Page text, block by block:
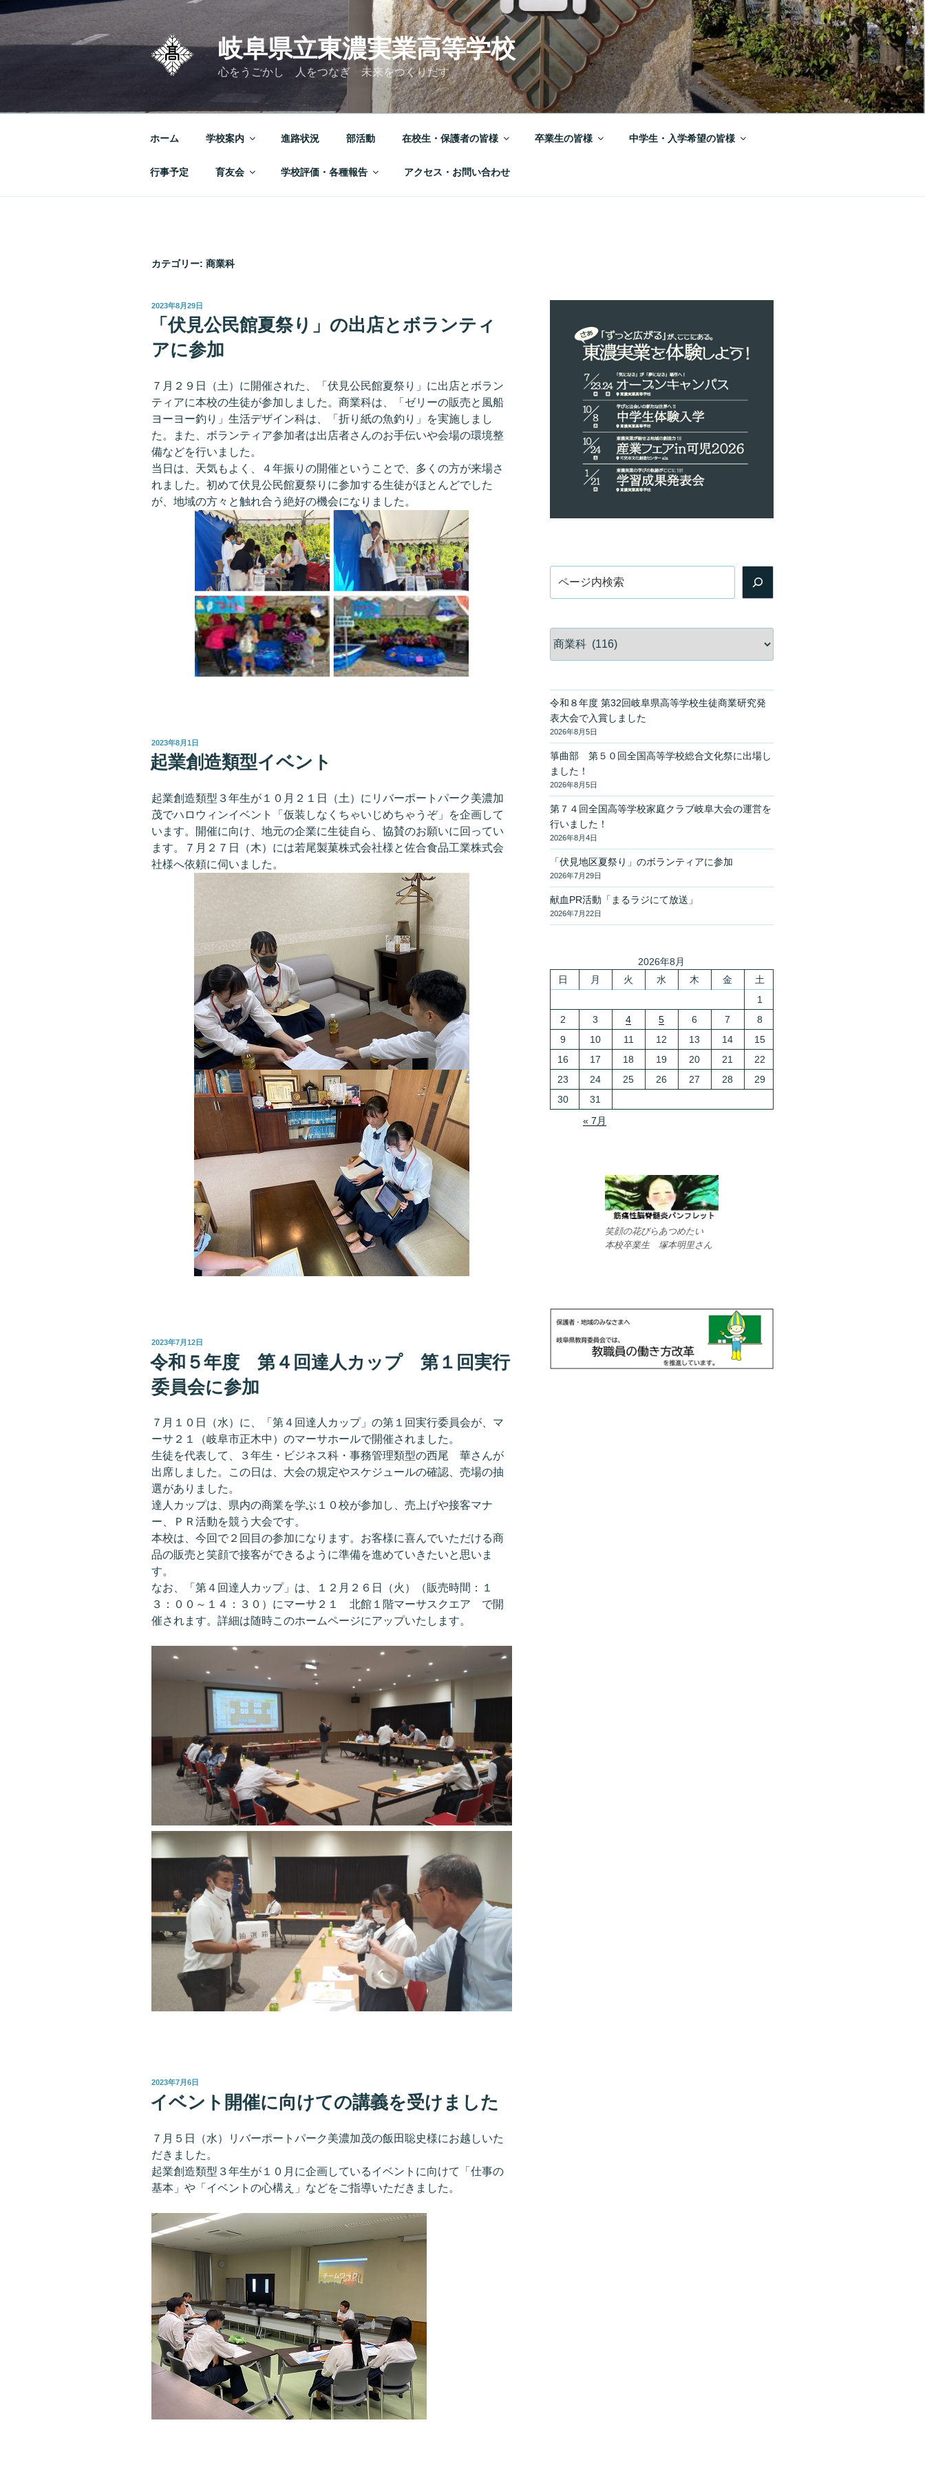
岐阜県立東濃実業高等学校
心をうごかし 人をつなぎ 未来をつくりだす
ホーム 学校案内 進路状況 部活動 在校生・保護者の皆様 卒業生の皆様 中学生・入学希望の皆様
行事予定 育友会 学校評価・各種報告 アクセス・お問い合わせ
カテゴリー: 商業科
投
日:
2023年8月29日
「伏見公民館夏祭り」の出店とボランティ
アに参加
７月２９日（土）に開催された、「伏見公民館夏祭り」に出店とボラン
ティアに本校の生徒が参加しました。商業科は、「ゼリーの販売と風船
ヨーヨー釣り」生活デザイン科は、「折り紙の魚釣り」を実施しまし
た。また、ボランティア参加者は出店者さんのお手伝いや会場の環境整
備などを行いました。
当日は、天気もよく、４年振りの開催ということで、多くの方が来場さ
れました。初めて伏見公民館夏祭りに参加する生徒がほとんどでした
が、地域の方々と触れ合う絶好の機会になりました。
投
稿
日:
2023年8月1日
起業創造類型イベント
起業創造類型３年生が１０月２１日（土）にリバーポートパーク美濃加
茂でハロウィンイベント「仮装しなくちゃいじめちゃうぞ」を企画して
います。開催に向け、地元の企業に生徒自ら、協賛のお願いに回ってい
ます。７月２７日（木）には若尾製菓株式会社様と佐合食品工業株式会
社様へ依頼に伺いました。
投
稿
日:
2023年7月12日
令和５年度 第４回達人カップ 第１回実行
委員会に参加
７月１０日（水）に、「第４回達人カップ」の第１回実行委員会が、マ
ーサ２１（岐阜市正木中）のマーサホールで開催されました。
生徒を代表して、３年生・ビジネス科・事務管理類型の西尾 華さんが
出席しました。この日は、大会の規定やスケジュールの確認、売場の抽
選がありました。
達人カップは、県内の商業を学ぶ１０校が参加し、売上げや接客マナ
ー、ＰＲ活動を競う大会です。
本校は、今回で２回目の参加になります。お客様に喜んでいただける商
品の販売と笑顔で接客ができるように準備を進めていきたいと思いま
す。
なお、「第４回達人カップ」は、１２月２６日（火）（販売時間：１
３：００～１４：３０）にマーサ２１ 北館１階マーサスクエア で開
催されます。詳細は随時このホームページにアップいたします。
投
日:
2023年7月6日
イベント開催に向けての講義を受けました
７月５日（水）リバーポートパーク美濃加茂の飯田聡史様にお越しいた
だきました。
起業創造類型３年生が１０月に企画しているイベントに向けて「仕事の
基本」や「イベントの心構え」などをご指導いただきました。
テ
令和８年度 第32回岐阜県高等学校生徒商業研究発
表大会で入賞しました
2026年8月5日
箏曲部 第５０回全国高等学校総合文化祭に出場し
ました！
2026年8月5日
第７４回全国高等学校家庭クラブ岐阜大会の運営を
行いました！
2026年8月4日
「伏見地区夏祭り」のボランティアに参加
2026年7月29日
献血PR活動「まるラジにて放送」
2026年7月22日
2026年8月
日
月 火 水 木 金
土
1
2
3 4 5 6 7
8
9
10 11 12 13 14
15
16
17 18 19 20 21
22
23
24 25 26 27 28
29
30
31
« 7月
笑顔の花びらあつめたい
本校卒業生 塚本明里さん